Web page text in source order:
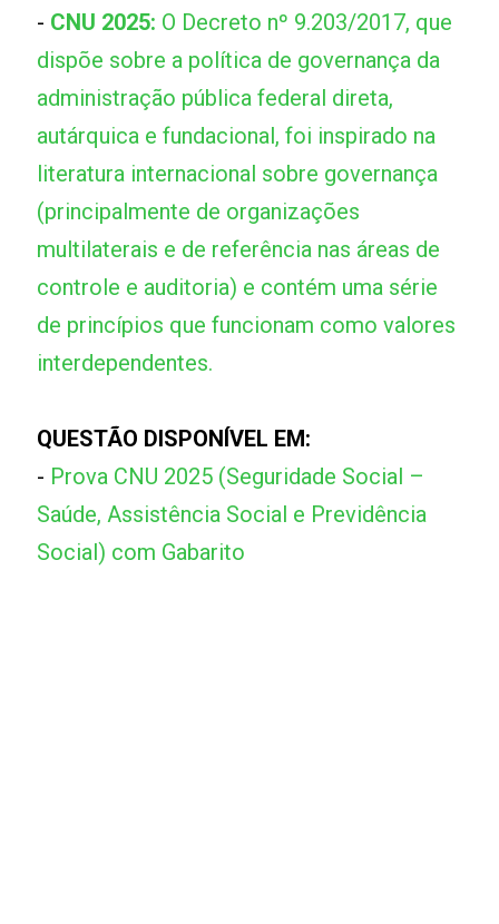
- CNU 2025: O Decreto nº 9.203/2017, que
dispõe sobre a política de governança da
administração pública federal direta,
autárquica e fundacional, foi inspirado na
literatura internacional sobre governança
(principalmente de organizações
multilaterais e de referência nas áreas de
controle e auditoria) e contém uma série
de princípios que funcionam como valores
interdependentes.
QUESTÃO DISPONÍVEL EM:
- Prova CNU 2025 (Seguridade Social –
Saúde, Assistência Social e Previdência
Social) com Gabarito